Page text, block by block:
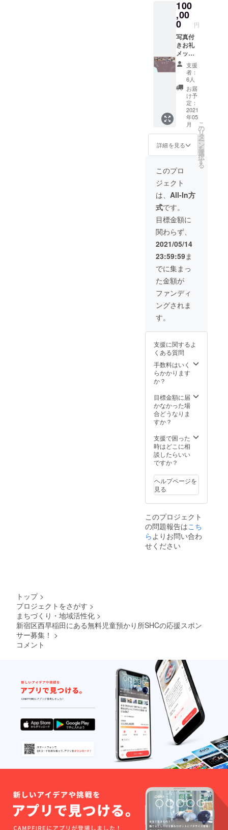
また
は、社
名をHP
掲載1年
間しま
す ＊HP
掲載1年
間(2021
年5月後
半頃か
ら
2022年
5月後半
頃ま
で） ご
希望のT
シャツ
のサイ
ズを備
ご記載
くださ
い
100
,00
0 円
写真付
きお礼
メッ
セー
ジ、ギ
フト
セット
(ペン、
ペアマ
グカッ
プ 、
コー
ヒー、T
シャ
ツ）HP
掲載1年
間、豪
華スポ
ンサー
パー
ティー
招待券
を送り
ます ご
希望のT
シャツ
のサイ
ズを備
考欄に
ご記載
くださ
い HP掲
載1年間
(2021年
ら
5月後半
頃ま
で）
「豪華
パー
ティー
」→日
終わり
次第8月
頃、ま
たは9月
定して
おりま
す。
支援
者：
6人
お届
け予
定：
2021
年05
月
詳細を見る
こ
の
リ
タ
ー
ン
を
選
択
す
る
このプロ
ジェクト
は、 All-In方
式です。
目標金額に
関わらず、
2021/05/14
23:59:59ま
でに集まっ
た金額が
ファンディ
ングされま
す。
支援に関するよ
くある質問
手数料はいく
らかかります
か？
目標金額に届
かなかった場
合どうなりま
すか？
支援で困った
時はどこに相
談したらいい
ですか？
ヘルプページを
見る
このプロジェクト
の問題報告はこち
らよりお問い合わ
せください
トップ >
プロジェクトをさがす >
まちづくり・地域活性化 >
新宿区西早稲田にある無料児童預かり所SHCの応援スポン
サー募集！ >
コメント